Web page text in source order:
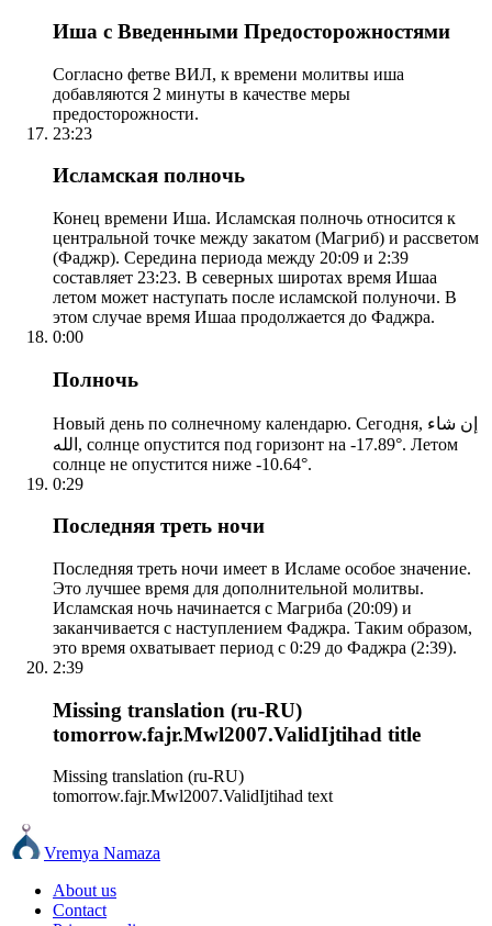
Иша с Введенными Предосторожностями
Согласно фетве ВИЛ, к времени молитвы иша
добавляются 2 минуты в качестве меры
предосторожности.
23:23
Исламская полночь
Конец времени Иша. Исламская полночь относится к
центральной точке между закатом (Магриб) и рассветом
(Фаджр). Середина периода между 20:09 и 2:39
составляет 23:23. В северных широтах время Ишаа
летом может наступать после исламской полуночи. В
этом случае время Ишаа продолжается до Фаджра.
0:00
Полночь
Новый день по солнечному календарю. Сегодня, إن شاء
الله, солнце опустится под горизонт на -17.89°. Летом
солнце не опустится ниже -10.64°.
0:29
Последняя треть ночи
Последняя треть ночи имеет в Исламе особое значение.
Это лучшее время для дополнительной молитвы.
Исламская ночь начинается с Магриба (20:09) и
заканчивается с наступлением Фаджра. Таким образом,
это время охватывает период с 0:29 до Фаджра (2:39).
2:39
Missing translation (ru-RU)
tomorrow.fajr.Mwl2007.ValidIjtihad title
Missing translation (ru-RU)
tomorrow.fajr.Mwl2007.ValidIjtihad text
Vremya Namaza
About us
Contact